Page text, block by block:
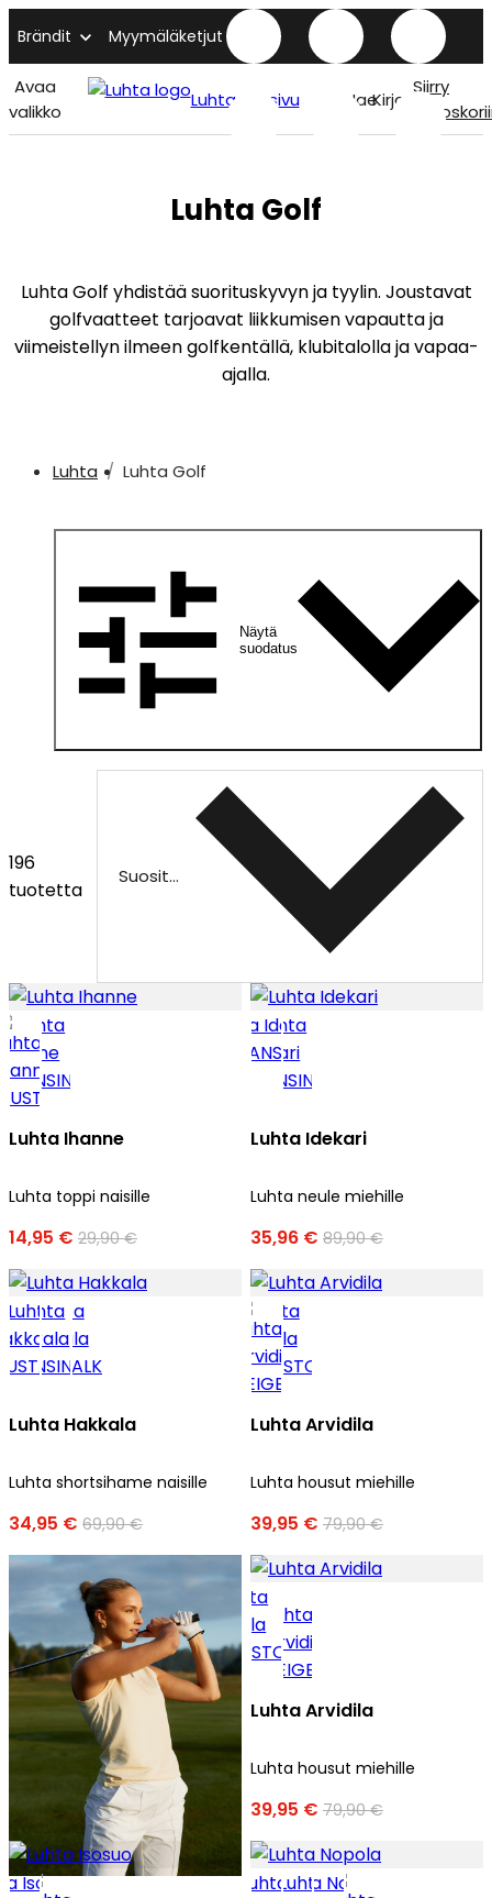
Brändit Myymäläketjut
Avaa
valikko
Luhta etusivu HaeKirjaudu
Siirry
Luhta Golf
Luhta Golf yhdistää suorituskyvyn ja tyylin. Joustavat
golfvaatteet tarjoavat liikkumisen vapautta ja
viimeistellyn ilmeen golfkentällä, klubitalolla ja vapaa-
ajalla.
Luhta Luhta Golf
Näytä
suodatus
196
tuotetta
Suositeltu
Luhta Ihanne
Luhta toppi naisille
14,95 € 29,90 €
Luhta Idekari
Luhta neule miehille
35,96 € 89,90 €
Luhta Hakkala
Luhta shortsihame naisille
34,95 € 69,90 €
Luhta Arvidila
Luhta housut miehille
39,95 € 79,90 €
Luhta Arvidila
Luhta housut miehille
39,95 € 79,90 €